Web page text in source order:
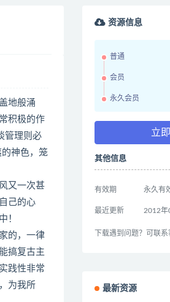
地般涌
积极的作
管理则必
神色，笼
又一次甚
己的心
！
的，一律
搞复古主
践性非常
为我所
资源信息
普通
会员
永久会员
立
其他信息
有效期 永久有
最近更新 2012年
下载遇到问题？可联
最新资源